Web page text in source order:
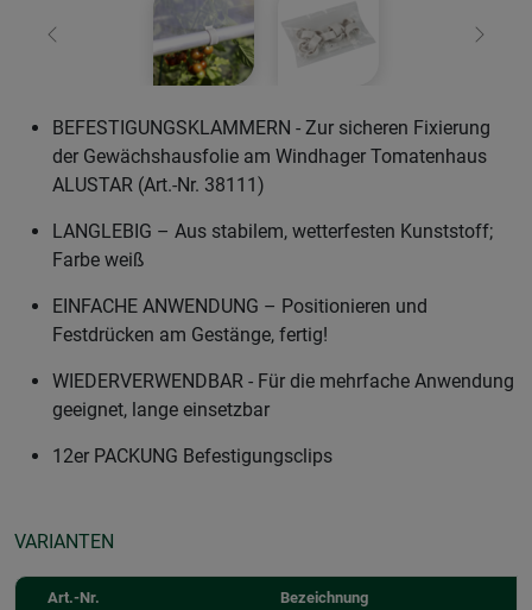
Zurück Weiter
BEFESTIGUNGSKLAMMERN - Zur sicheren Fixierung
der Gewächshausfolie am Windhager Tomatenhaus
ALUSTAR (Art.-Nr. 38111)
LANGLEBIG – Aus stabilem, wetterfesten Kunststoff;
Farbe weiß
EINFACHE ANWENDUNG – Positionieren und
Festdrücken am Gestänge, fertig!
WIEDERVERWENDBAR - Für die mehrfache Anwendung
geeignet, lange einsetzbar
12er PACKUNG Befestigungsclips
VARIANTEN
Art.-Nr. Bezeichnung